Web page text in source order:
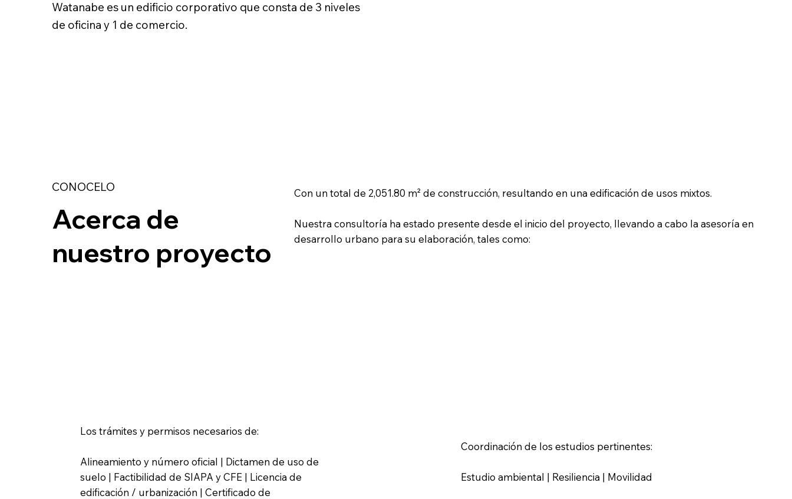
Los trámites y permisos necesarios de:
Alineamiento y número oficial | Dictamen de uso de
suelo | Factibilidad de SIAPA y CFE | Licencia de
edificación / urbanización | Certificado de
Coordinación de los estudios pertinentes:
Estudio ambiental | Resiliencia | Movilidad
Watanabe es un edificio corporativo que consta de 3 niveles
de oficina y 1 de comercio.
CONOCELO
Acerca de
nuestro proyecto
Con un total de 2,051.80 m² de construcción, resultando en una edificación de usos mixtos.
Nuestra consultoría ha estado presente desde el inicio del proyecto, llevando a cabo la asesoría en
desarrollo urbano para su elaboración, tales como: